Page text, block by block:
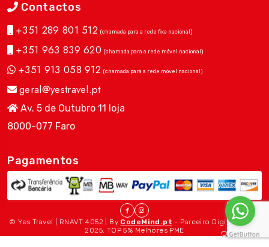
Contactos
+351 289 801 512 (chamada para a rede fixa nacional)
+351 963 839 620 (chamada para a rede móvel nacional)
+351 913 058 912 (chamada para a rede móvel nacional)
geral@yestravel.pt
Av. 5 de Outubro 11 loja
8000-077 Faro
Pagamentos
© Yes Travel | RNAVT 4052 | By CodeMind.pt - Parceiro Digital desde
2025. TOP 5% Melhores PME